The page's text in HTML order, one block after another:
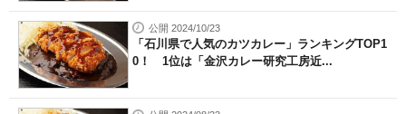
公開 2024/10/23
「石川県で人気のカツカレー」ランキングTOP1
0！ 1位は「金沢カレー研究工房近...